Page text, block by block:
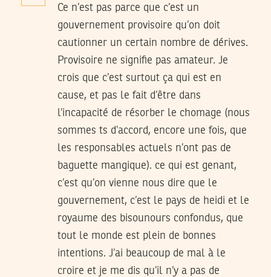
Ce n’est pas parce que c’est un
gouvernement provisoire qu’on doit
cautionner un certain nombre de dérives.
Provisoire ne signifie pas amateur. Je
crois que c’est surtout ça qui est en
cause, et pas le fait d’être dans
l’incapacité de résorber le chomage (nous
sommes ts d’accord, encore une fois, que
les responsables actuels n’ont pas de
baguette mangique). ce qui est genant,
c’est qu’on vienne nous dire que le
gouvernement, c’est le pays de heidi et le
royaume des bisounours confondus, que
tout le monde est plein de bonnes
intentions. J’ai beaucoup de mal à le
croire et je me dis qu’il n’y a pas de